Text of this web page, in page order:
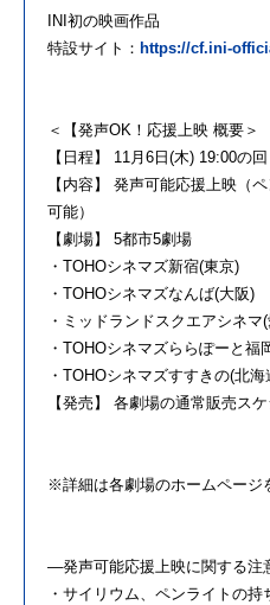
INI初の映画作品
特設サイト： https://cf.ini-
＜【発声OK！応援上映 概要＞
【日程】 11月6日(木) 19:00の
【内容】 発声可能応援上映（
可能）
【劇場】 5都市5劇場
・TOHOシネマズ新宿(東京)
・TOHOシネマズなんば(大阪)
・ミッドランドスクエアシネマ
・TOHOシネマズららぽーと福
・TOHOシネマズすすきの(北海
【発売】 各劇場の通常販売ス
※詳細は各劇場のホームページ
―発声可能応援上映に関する
・サイリウム、ペンライトの